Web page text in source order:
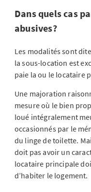
Dans quels cas
abusives?
Les modalités sont
la sous-location est
paie la ou le locataire
Une majoration
mesure où le bien
loué intégralement
occasionnés par le
du linge de toilette.
doit pas avoir un
locataire principale
d’habiter le logement.